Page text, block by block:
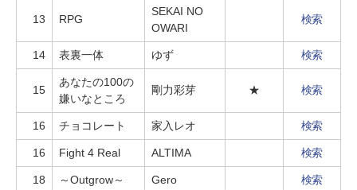
13 RPG
SEKAI NO
OWARI
検索
14 表裏一体 ゆず 検索
15
あなたの100の
嫌いなところ
剛力彩芽 ★ 検索
16 チョコレート 家入レオ 検索
16 Fight 4 Real ALTIMA 検索
18 ～Outgrow～ Gero 検索